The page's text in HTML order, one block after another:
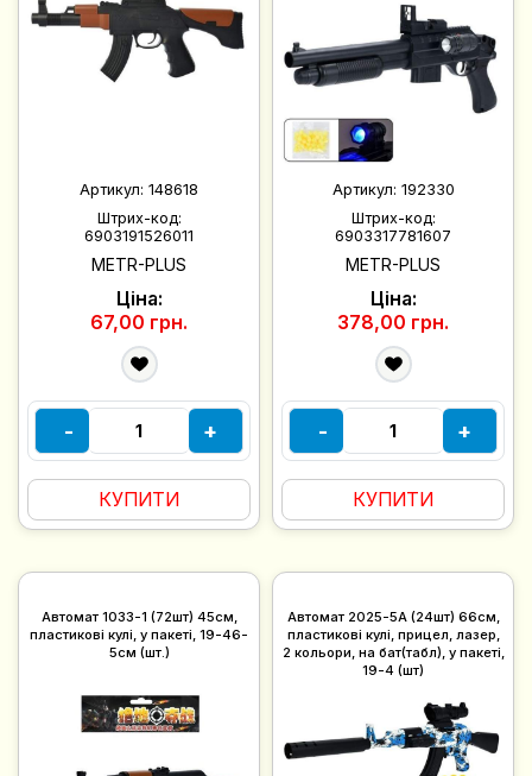
Артикул: 148618
Штрих-код:
6903191526011
METR-PLUS
Ціна:
67,00 грн.
- +
КУПИТИ
Артикул: 192330
Штрих-код:
6903317781607
METR-PLUS
Ціна:
378,00 грн.
- +
КУПИТИ
Автомат 1033-1 (72шт) 45см,
пластикові кулі, у пакеті, 19-46-
5см (шт.)
Автомат 2025-5A (24шт) 66см,
пластикові кулі, прицел, лазер,
2 кольори, на бат(табл), у пакеті,
19-4 (шт)